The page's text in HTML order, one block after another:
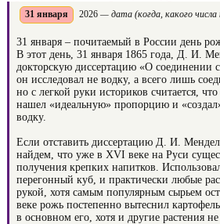
31 января 2026 — дата (когда, какого числа
31 января – почитаемый в России день
В этот день, 31 января 1865 года, Д. И.
докторскую диссертацию «О соединении
он исследовал не водку, а всего лишь
но с легкой руки историков считается,
нашел «идеальную» пропорцию и
водку.
Если отставить диссертацию Д. И.
найдем, что уже в XVI веке на Руси
получения крепких напитков.
перегонный куб, и практически любые
рукой, хотя самым популярным сырьем
веке рожь постепенно вытеснил
в основном его, хотя и другие растения